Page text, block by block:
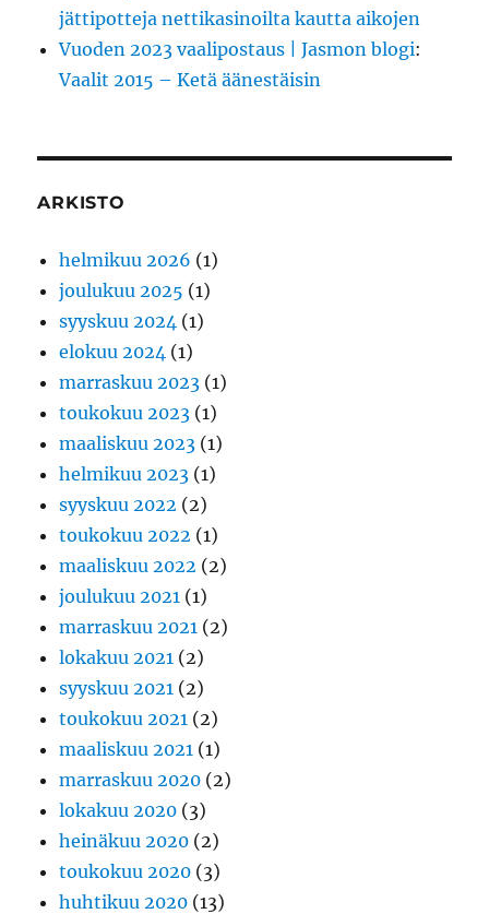
jättipotteja nettikasinoilta kautta aikojen
Vuoden 2023 vaalipostaus | Jasmon blogi:
Vaalit 2015 – Ketä äänestäisin
ARKISTO
helmikuu 2026 (1)
joulukuu 2025 (1)
syyskuu 2024 (1)
elokuu 2024 (1)
marraskuu 2023 (1)
toukokuu 2023 (1)
maaliskuu 2023 (1)
helmikuu 2023 (1)
syyskuu 2022 (2)
toukokuu 2022 (1)
maaliskuu 2022 (2)
joulukuu 2021 (1)
marraskuu 2021 (2)
lokakuu 2021 (2)
syyskuu 2021 (2)
toukokuu 2021 (2)
maaliskuu 2021 (1)
marraskuu 2020 (2)
lokakuu 2020 (3)
heinäkuu 2020 (2)
toukokuu 2020 (3)
huhtikuu 2020 (13)